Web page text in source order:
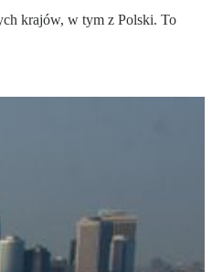
krajów, w tym z Polski. To